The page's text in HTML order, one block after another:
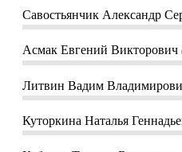
Савостьянчик Александр
Асмак Евгений Викторович
Литвин Вадим
Куторкина Наталья